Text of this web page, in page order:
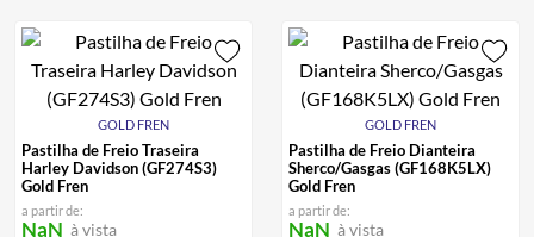
GOLD FREN
Pastilha de Freio Traseira
Harley Davidson (GF274S3)
Gold Fren
a partir de:
NaN à vista
GOLD FREN
Pastilha de Freio Dianteira
Sherco/Gasgas (GF168K5LX)
Gold Fren
a partir de:
NaN à vista